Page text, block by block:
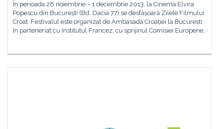
În perioada 28 noiembrie – 1 decembrie 2013, la Cinema Elvira
Popescu din București (Bd. Dacia 77) se desfășoară Zilele Filmului
Croat. Festivalul este organizat de Ambasada Croației la București
în parteneriat cu Institutul Francez, cu sprijinul Comisiei Europene,